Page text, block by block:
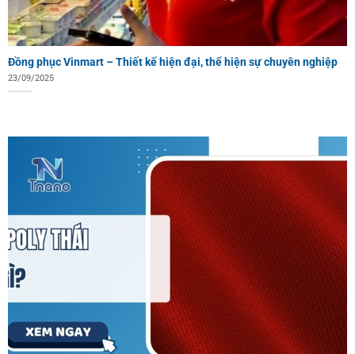
Đồng phục Vinmart – Thiết kế hiện đại, thể hiện sự chuyên nghiệp
23/09/2025